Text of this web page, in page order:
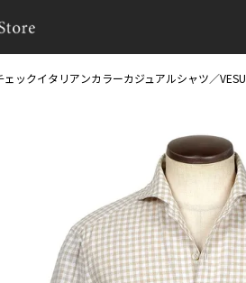
ックイタリアンカラーカジュアルシャツ／